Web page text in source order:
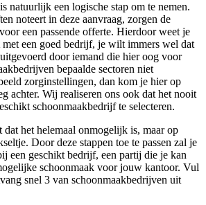
natuurlijk een logische stap om te nemen.
noteert in deze aanvraag, zorgen de
een passende offerte. Hierdoor weet je
met een goed bedrijf, je wilt immers wel dat
door iemand die hier oog voor
bepaalde sectoren niet
zorginstellingen, dan kom je hier op
achter. Wij realiseren ons ook dat het nooit
schoonmaakbedrijf te selecteren.
dat het helemaal onmogelijk is, maar op
Door deze stappen toe te passen zal je
een geschikt bedrijf, een partij die je kan
schoonmaak voor jouw kantoor. Vul
snel 3 van schoonmaakbedrijven uit